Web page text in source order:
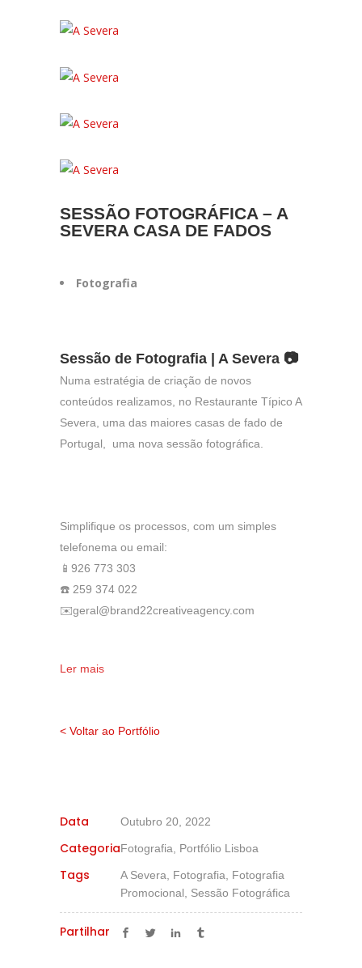
SESSÃO FOTOGRÁFICA – A
SEVERA CASA DE FADOS
Fotografia
Sessão de Fotografia | A Severa 📷
Numa estratégia de criação de novos
conteúdos realizamos, no Restaurante Típico A
Severa, uma das maiores casas de fado de
Portugal, uma nova sessão fotográfica.
Simplifique os processos, com um simples
telefonema ou email:
📱926 773 303
☎️ 259 374 022
✉️geral@brand22creativeagency.com
Ler mais
< Voltar ao Portfólio
Data Outubro 20, 2022
CategoriaFotografia, Portfólio Lisboa
Tags
A Severa, Fotografia, Fotografia
Promocional, Sessão Fotográfica
Partilhar